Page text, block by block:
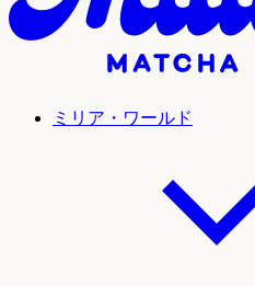
ミリア・ワールド